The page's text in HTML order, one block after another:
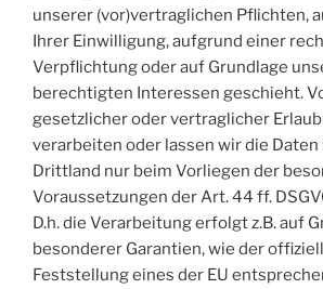
unserer (vor)vertraglichen Pflichten,
Ihrer Einwilligung, aufgrund einer
Verpflichtung oder auf Grundlage
berechtigten Interessen geschieht.
gesetzlicher oder vertraglicher
verarbeiten oder lassen wir die Daten
Drittland nur beim Vorliegen der
Voraussetzungen der Art. 44 ff.
D.h. die Verarbeitung erfolgt z.B. auf
besonderer Garantien, wie der
Feststellung eines der EU